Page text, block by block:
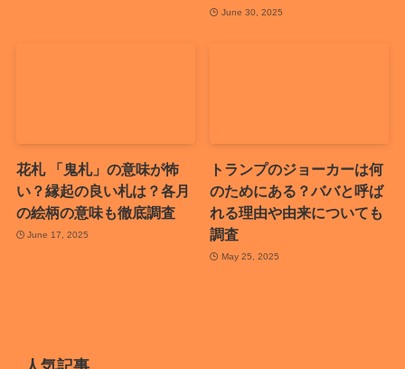
June 30, 2025
花札 「鬼札」の意味が怖
い？縁起の良い札は？各月
の絵柄の意味も徹底調査
June 17, 2025
トランプのジョーカーは何
のためにある？ババと呼ば
れる理由や由来についても
調査
May 25, 2025